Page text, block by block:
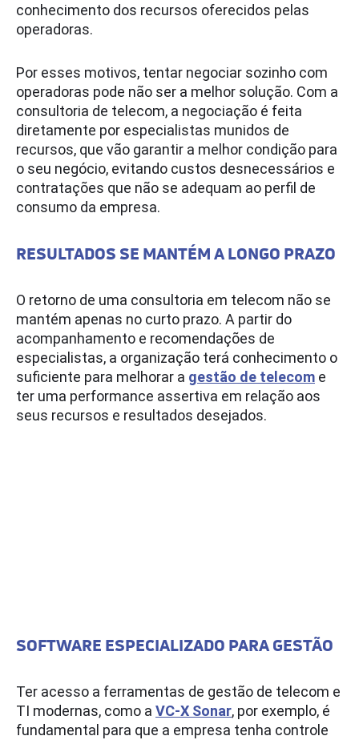
conhecimento dos recursos oferecidos pelas
operadoras.
Por esses motivos, tentar negociar sozinho com
operadoras pode não ser a melhor solução. Com a
consultoria de telecom, a negociação é feita
diretamente por especialistas munidos de
recursos, que vão garantir a melhor condição para
o seu negócio, evitando custos desnecessários e
contratações que não se adequam ao perfil de
consumo da empresa.
RESULTADOS SE MANTÉM A LONGO PRAZO
O retorno de uma consultoria em telecom não se
mantém apenas no curto prazo. A partir do
acompanhamento e recomendações de
especialistas, a organização terá conhecimento o
suficiente para melhorar a gestão de telecom e
ter uma performance assertiva em relação aos
seus recursos e resultados desejados.
SOFTWARE ESPECIALIZADO PARA GESTÃO
Ter acesso a ferramentas de gestão de telecom e
TI modernas, como a VC-X Sonar, por exemplo, é
fundamental para que a empresa tenha controle